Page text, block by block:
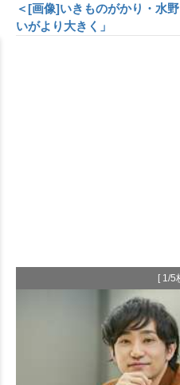
＜[画像]いきものがかり・水
いがより大きく」
[ 1/5